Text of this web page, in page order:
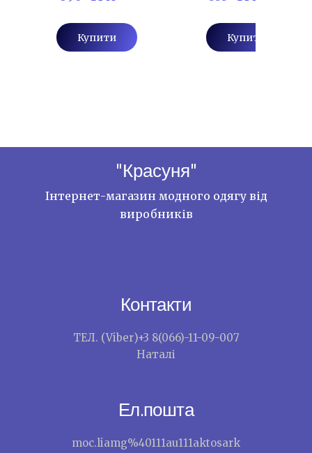
Купити Купити
"Красуня"
Інтернет-магазин модного одягу від
виробників
Контакти
ТЕЛ. (Viber)+3 8(066)-11-09-007
Наталі
Ел.пошта
moc.liamg%40111au111aktosark